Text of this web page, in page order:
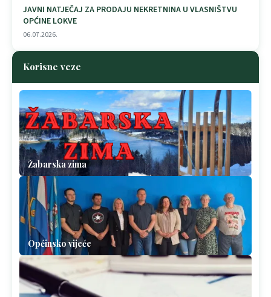
JAVNI NATJEČAJ ZA PRODAJU NEKRETNINA U VLASNIŠTVU
OPĆINE LOKVE
06.07.2026.
Korisne veze
Žabarska zima
Općinsko vijeće